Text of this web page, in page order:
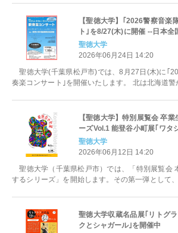
【聖徳大学】｢2026警察音楽
ト｣を8/27(木)に開催 --日本全
員が研修成果を披露--
聖徳大学
2026年06月24日 14:20
聖徳大学(千葉県松戸市)では、8月27日(木)に｢
奏楽コンサート｣を開催いたします。 北は北海道
【聖徳大学】特別展覧会 卒
ーズVol.1 能登谷小町展｢ワ
と子どもをつなぐアーティスト
聖徳大学
2026年06月12日 14:20
聖徳大学（千葉県松戸市）では、「特別展覧会
するシリーズ」を開始します。その第一弾として
聖徳大学収蔵名品展｢リトグ
クとシャガール｣を開催中